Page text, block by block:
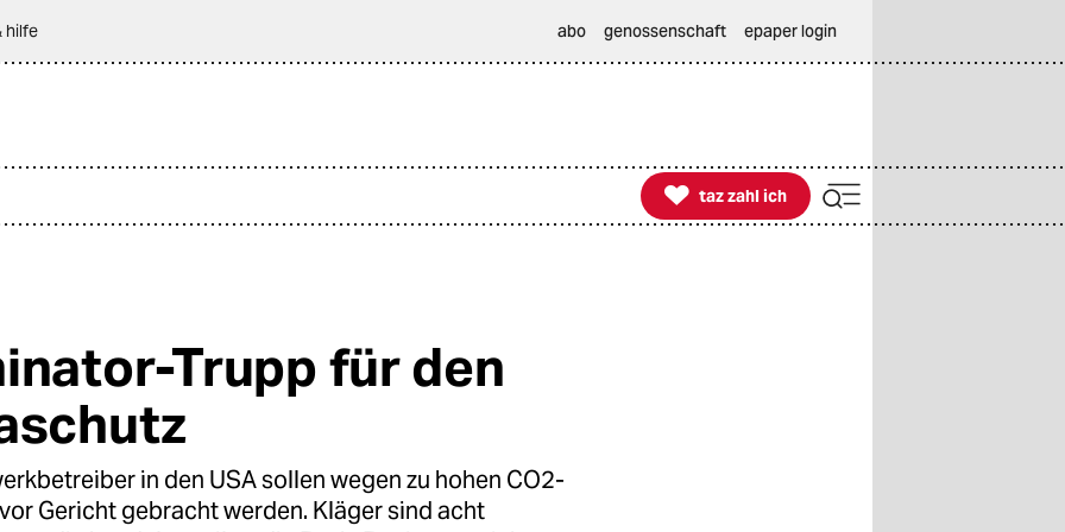
hilfe abo genossenschaft epaper login

taz zahl ich
taz zahl ich
Trupp für den
in den USA sollen wegen zu hohen CO2-
Gericht gebracht werden. Kläger sind acht